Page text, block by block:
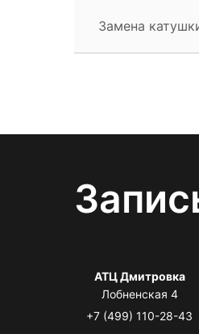
Замена
АТЦ Дмитровка
Лобненская 4
+7 (499) 110-28-43